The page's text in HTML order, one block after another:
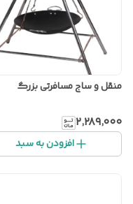
منقل و ساج مسافرتی بزرگ
۲٬۲۸۹٬۰۰۰
افزودن به سبد